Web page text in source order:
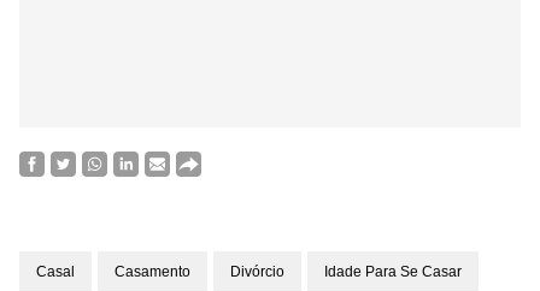
Casal Casamento Divórcio Idade Para Se Casar